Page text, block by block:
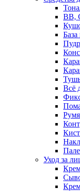
BB,
Всё
Уход за